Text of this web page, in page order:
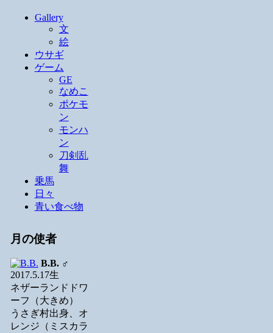
Gallery
文
絵
ウサギ
ゲーム
GE
なめこ
ポケモ
ン
モンハ
ン
刀剣乱
舞
乗馬
日々
青い食べ物
月の使者
B.B.♂
2017.5.17生
ネザーランドドワ
ーフ（大きめ）
うさぎ村出身、オ
レンジ（ミスカラ